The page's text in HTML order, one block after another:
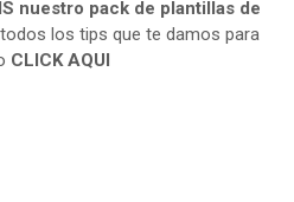
nuestro pack de plantillas de
los tips que te damos para
CLICK AQUI